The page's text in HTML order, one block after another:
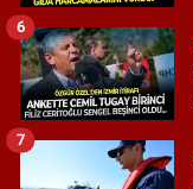
6
7